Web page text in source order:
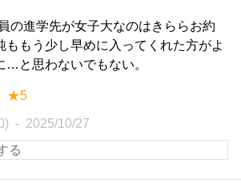
の進学先が女子大なのはきららお約
ももう少し早めに入ってくれた方がよ
…と思わないでもない。
★5
2025/10/27